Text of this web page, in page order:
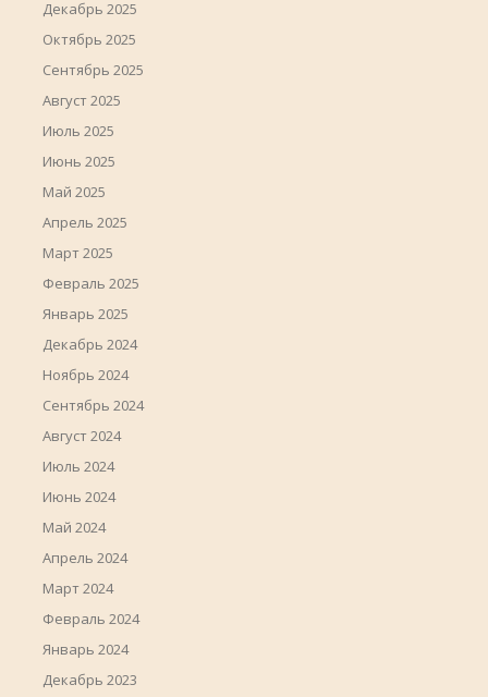
Декабрь 2025
Октябрь 2025
Сентябрь 2025
Август 2025
Июль 2025
Июнь 2025
Май 2025
Апрель 2025
Март 2025
Февраль 2025
Январь 2025
Декабрь 2024
Ноябрь 2024
Сентябрь 2024
Август 2024
Июль 2024
Июнь 2024
Май 2024
Апрель 2024
Март 2024
Февраль 2024
Январь 2024
Декабрь 2023